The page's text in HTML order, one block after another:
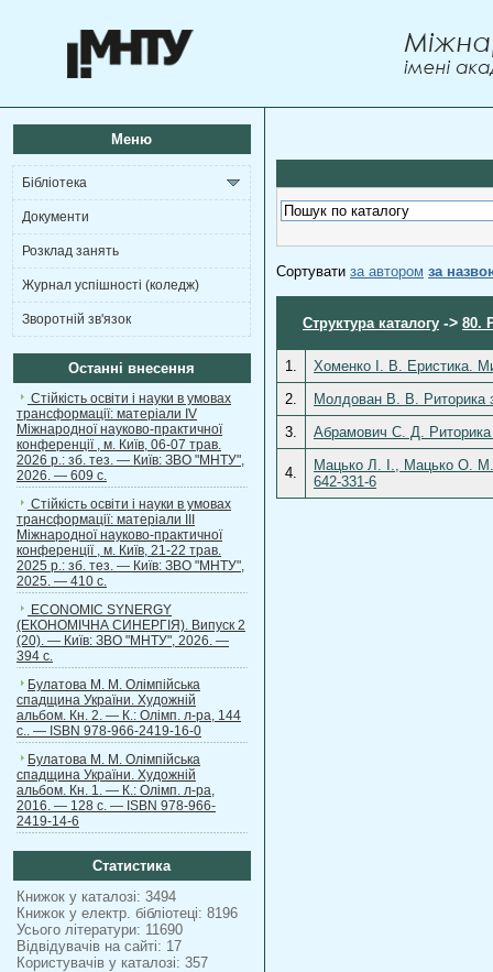
Меню
Бібліотека
Документи
Розклад занять
Журнал успішності (коледж)
Зворотній зв'язок
Останні внесення
Стійкість освіти і науки в умовах
трансформації: матеріали ІV
Міжнародної науково-практичної
конференції , м. Київ, 06-07 трав.
2026 р.: зб. тез. — Київ: ЗВО "МНТУ",
2026. — 609 с.
Стійкість освіти і науки в умовах
трансформації: матеріали ІІІ
Міжнародної науково-практичної
конференції , м. Київ, 21-22 трав.
2025 р.: зб. тез. — Київ: ЗВО "МНТУ",
2025. — 410 с.
ECONOMIC SYNERGY
(ЕКОНОМІЧНА СИНЕРГІЯ). Випуск 2
(20). — Київ: ЗВО "МНТУ", 2026. —
394 с.
Булатова М. М. Олімпійська
спадщина України. Художній
альбом. Кн. 2. — К.: Олімп. л-ра, 144
с.. — ISBN 978-966-2419-16-0
Булатова М. М. Олімпійська
спадщина України. Художній
альбом. Кн. 1. — К.: Олімп. л-ра,
2016. — 128 с. — ISBN 978-966-
2419-14-6
Статистика
Книжок у каталозі: 3494
Книжок у електр. бібліотеці: 8196
Усього літератури: 11690
Відвідувачів на сайті: 17
Користувачів у каталозі: 357
Сортувати за автором за
Структура каталогу -> 80.
1.
Хоменко І. В. Еристика.
2.
Молдован В. В. Риторика
3.
Абрамович С. Д.
4.
Мацько Л. І., Мацько О.
642-331-6